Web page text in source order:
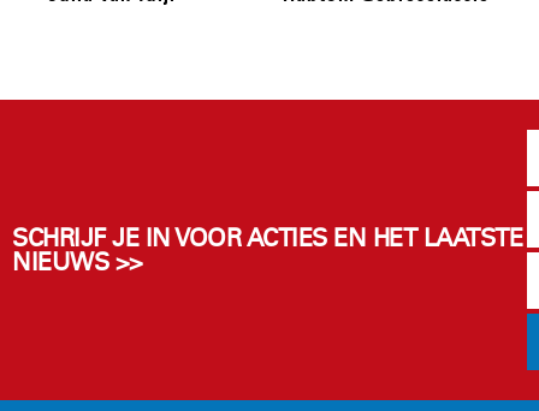
SCHRIJF JE IN VOOR ACTIES EN HET LAATSTE
NIEUWS >>